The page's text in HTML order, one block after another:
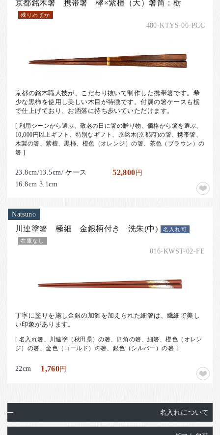
京都銘木箸 携帯箸 欅×紫檀（大）箸筒：栃
残りわずか
480-KTYS-06-PCC
京都の銘木職人技が、こだわり抜いて制作した携帯箸です。希
少な黒柿を使用し美しい木目が特徴です。付属の箸ケースも栃
で仕上げており、お洒落に持ち歩いていただけます。
[ 利用シーンから選ぶ、敬老の日に箸の贈り物、価格から箸を選ぶ、
10,000円以上ギフト、特別なギフト、京銘木(京都府)の箸、携帯箸、
木製の箸、紫檀、黒柿、橙色（オレンジ）の箸、茶色（ブラウン）の
箸 ]
23.8cm/13.5cm/ ケース
16.8cm 3.1cm
52,800円
Natsuno
川連塗箸 極細 金銀柄付き 洗朱(中)
名入れ可
在庫なし
016-KWST-02-FE
丁寧に塗りを施し金銀の加飾を加えられた細箸は、繊細で美し
い印象があります。
[ 名入れ箸、川連塗（秋田県）の箸、四角の箸、細箸、橙色（オレン
ジ）の箸、金色（ゴールド）の箸、銀色（シルバー）の箸 ]
22cm 1,760円
名入れについて